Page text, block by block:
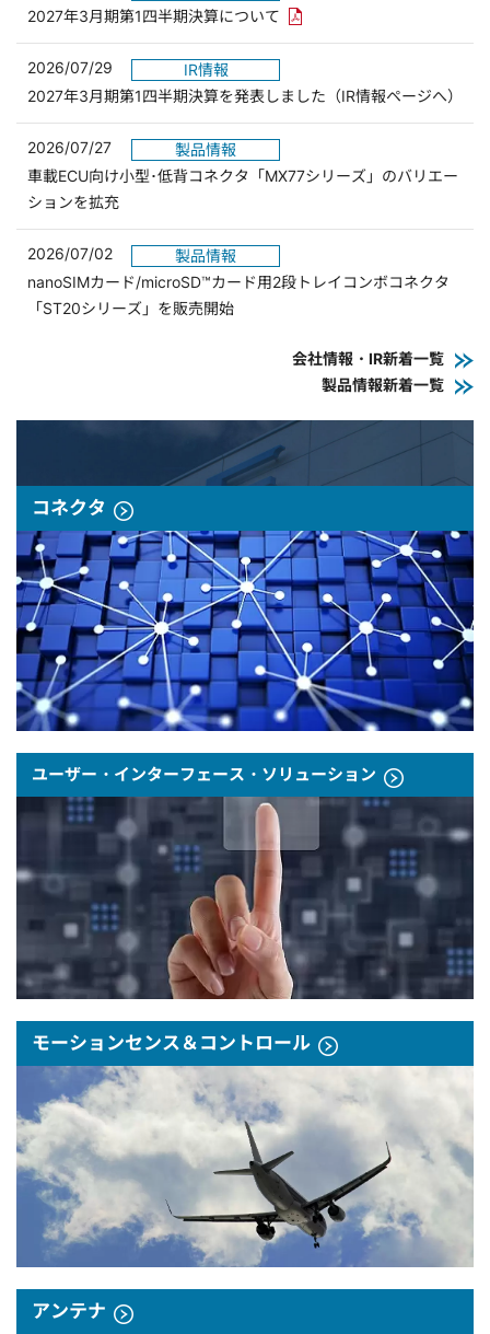
2027年3月期第1四半期決算について PDFリンクを新しいウィンド
2026/07/29
IR情報
2027年3月期第1四半期決算を発表しました（IR情報ページへ）
2026/07/27
製品情報
車載ECU向け小型･低背コネクタ「MX77シリーズ」のバリエー
ションを拡充
2026/07/02
製品情報
nanoSIMカード/microSD™カード用2段トレイコンボコネクタ
「ST20シリーズ」を販売開始
会社情報・IR新着一覧
製品情報新着一覧
コネクタ
ユーザー・インターフェース・ソリューション
モーションセンス＆コントロール
アンテナ